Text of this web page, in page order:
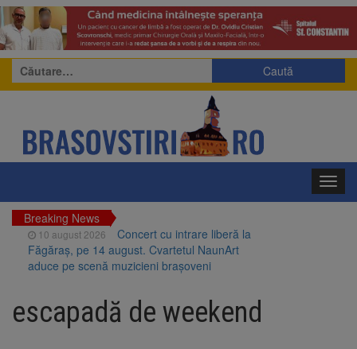
Caută
după:
Breaking News
10 august 2026
Concert cu intrare liberă la
Făgăraș, pe 14 august. Cvartetul NaunArt
aduce pe scenă muzicieni brașoveni
linia 510 Brașov – Hărman
10 august 2026
escapadă de weekend